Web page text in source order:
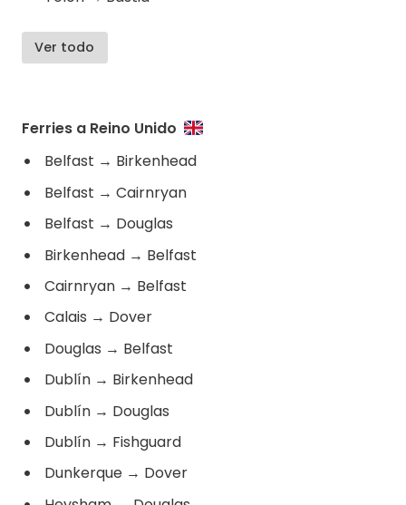
Ver todo
Ferries a Reino Unido
Belfast → Birkenhead
Belfast → Cairnryan
Belfast → Douglas
Birkenhead → Belfast
Cairnryan → Belfast
Calais → Dover
Douglas → Belfast
Dublín → Birkenhead
Dublín → Douglas
Dublín → Fishguard
Dunkerque → Dover